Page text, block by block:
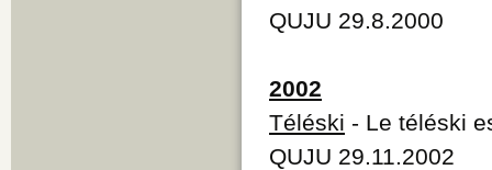
QUJU 29.8.2000
2002
Téléski - Le téléski
QUJU 29.11.2002